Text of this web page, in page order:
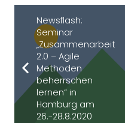
Newsflash:
Seminar
„Zusammenarbeit
2.0 – Agile
Methoden
beherrschen
lernen“ in
Hamburg am
26.-28.8.2020